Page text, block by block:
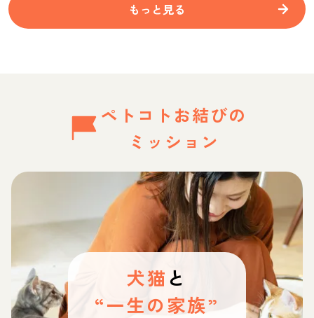
もっと見る
ペトコトお結びの
ミッション
犬猫 と
“一生の家族”